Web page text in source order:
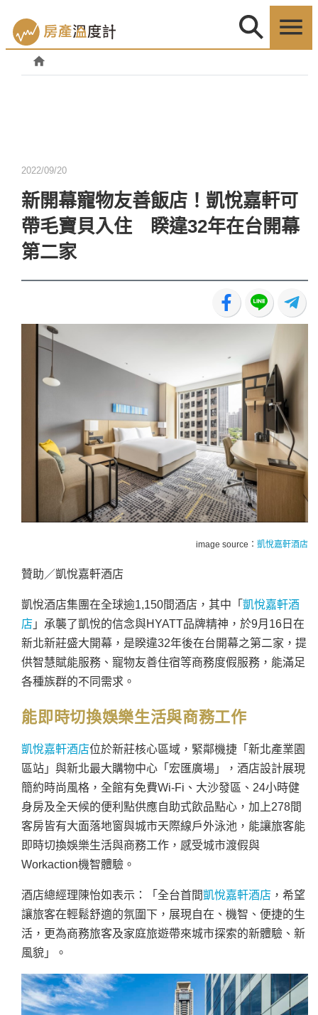
2022/09/20
新開幕寵物友善飯店！凱悅嘉軒可
帶毛寶貝入住 睽違32年在台開幕
第二家
image source： 凱悅嘉軒酒店
贊助／凱悅嘉軒酒店
凱悅酒店集團在全球逾1,150間酒店，其中「凱悅嘉軒酒
店 」承襲了凱悅的信念與HYATT品牌精神，於9月16日在
新北新莊盛大開幕，是睽違32年後在台開幕之第二家，提
供智慧賦能服務、寵物友善住宿等商務度假服務，能滿足
各種族群的不同需求。
能即時切換娛樂生活與商務工作
凱悅嘉軒酒店位於新莊核心區域，緊鄰機捷「新北產業園
區站」與新北最大購物中心「宏匯廣場」，酒店設計展現
簡約時尚風格，全館有免費Wi-Fi、大沙發區、24小時健
身房及全天候的便利點供應自助式飲品點心，加上278間
客房皆有大面落地窗與城市天際線戶外泳池，能讓旅客能
即時切換娛樂生活與商務工作，感受城市渡假與
Workaction機智體驗。
酒店總經理陳怡如表示：「全台首間凱悅嘉軒酒店 ，希望
讓旅客在輕鬆舒適的氛圍下，展現自在、機智、便捷的生
活，更為商務旅客及家庭旅遊帶來城市探索的新體驗、新
風貌」。